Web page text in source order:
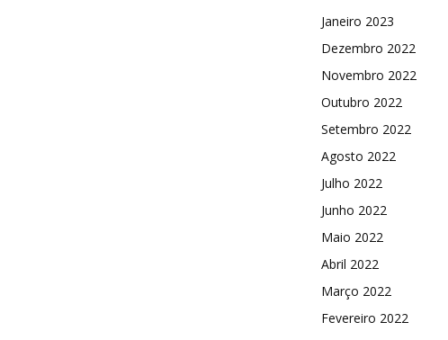
Janeiro 2023
Dezembro 2022
Novembro 2022
Outubro 2022
Setembro 2022
Agosto 2022
Julho 2022
Junho 2022
Maio 2022
Abril 2022
Março 2022
Fevereiro 2022